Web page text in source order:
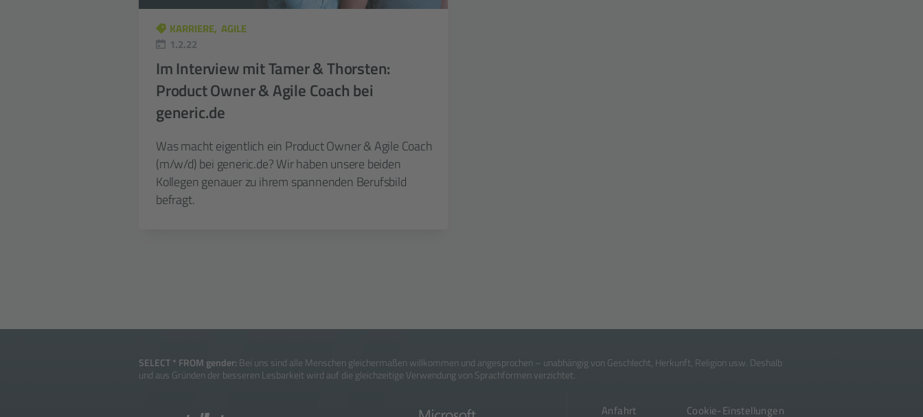
KARRIERE AGILE
1.2.22
Im Interview mit Tamer & Thorsten:
Product Owner & Agile Coach bei
generic.de
Was macht eigentlich ein Product Owner & Agile Coach
(m/w/d) bei generic.de? Wir haben unsere beiden
Kollegen genauer zu ihrem spannenden Berufsbild
befragt.
SELECT * FROM gender: Bei uns sind alle Menschen gleicher­maßen will­kommen und ange­sprochen – un­ab­hängig von Ge­schlecht, Her­kunft, Re­li­gion usw. Deshalb
und aus Gründen der besseren Les­barkeit wird auf die gleich­zeitige Ver­wendung von Sprach­formen verzichtet.
Anfahrt Cookie-Einstellungen